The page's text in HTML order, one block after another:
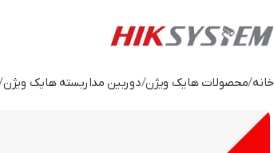
خانه محصولات هایک ویژن دوربین مداربسته هایک ویژن